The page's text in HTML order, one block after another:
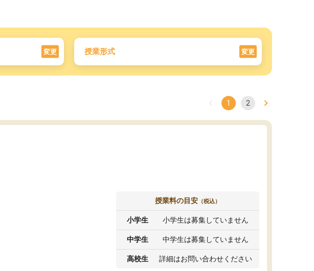
変更 授業形式 変更
1 2
授業料の目安 （税込）
小学生 小学生は募集していません
中学生 中学生は募集していません
高校生 詳細はお問い合わせください